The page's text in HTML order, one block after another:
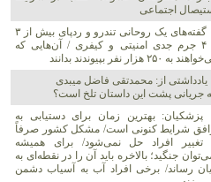
اجتماعی
گفته‌های یک روحانی تندرو و ردپای بیش از ۳
یا ۴ جرم جدی امنیتی و کیفری / آن‌هایی که
به ۲۵۰ هزار نفر بپیوندند بدانند
یادداشتی از: محمدتقی فاضل میبدی
جریانی پشت این داستان تلخ است؟
پزشکیان‌: بهترین زمان برای دستیابی به
شرایط کنونی است/ مشکل کشور صرفاً
تغییر افراد حل نمی‌شود/ برای همیشه
جنگید؛ بالاخره باید آن را در نقطه‌ای به
رساند/ برخی افراد آب به آسیاب دشمن